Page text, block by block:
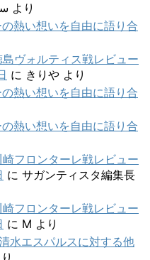
より
熱い想いを自由に語り合
ヴォルティス戦レビュー
に きりや より
熱い想いを自由に語り合
熱い想いを自由に語り合
フロンターレ戦レビュー
に サガンティスタ編集長
フロンターレ戦レビュー
に M より
水エスパルスに対する他